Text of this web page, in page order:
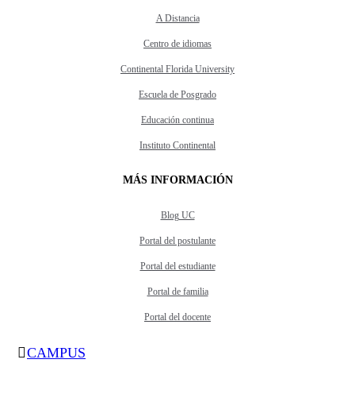
A Distancia
Centro de idiomas
Continental Florida University
Escuela de Posgrado
Educación continua
Instituto Continental
MÁS INFORMACIÓN
Blog UC
Portal del postulante
Portal del estudiante
Portal de familia
Portal del docente
CAMPUS